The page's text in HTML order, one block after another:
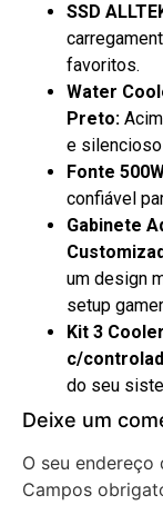
SSD
favoritos.
Water
Preto:
e
Fonte
confiável
Gabinete
um design
setup
Kit 3
c/
do seu
Deixe um
O seu
Campos